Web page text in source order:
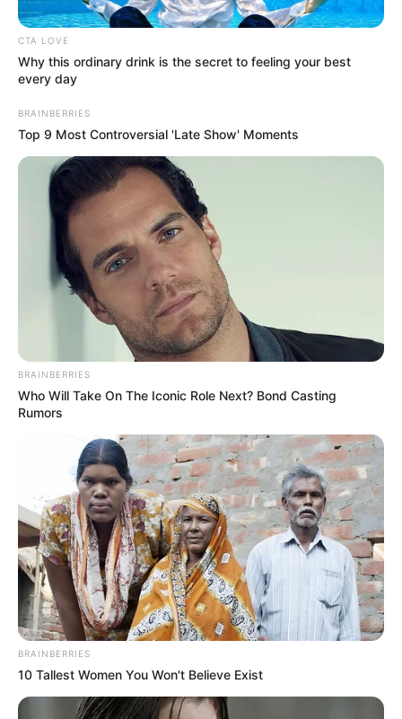
ΣΗΜΑΝΤΙΚΕΣ ΕΙΔΗΣΕΙΣ
στρατιωτικού γιατρού για άρνηση
εμβολιασμού κατά της Covid
Αμετάκλητη απόφαση δικαίωσης στρατιωτικού γιατρού
για άρνηση εμβολιασμού κατά της Covid… Είχε
απομακρυνθεί από τον στρατό με πλήρη διακοπή
μισθοδοσίας… Και δικαιώθηκε σε στρατοδικείο να...
ΚΟΙΝΩΝΙΚΑ ΔΙΚΤΥΑ
FACEBOOK
EMAIL ΑΚΟΛΟΥΘΉΣΤΕ
CTA LOVE
Why this ordinary drink is the secret to feeling your best
every day
BRAINBERRIES
Top 9 Most Controversial 'Late Show' Moments
BRAINBERRIES
Who Will Take On The Iconic Role Next? Bond Casting
Rumors
BRAINBERRIES
10 Tallest Women You Won't Believe Exist